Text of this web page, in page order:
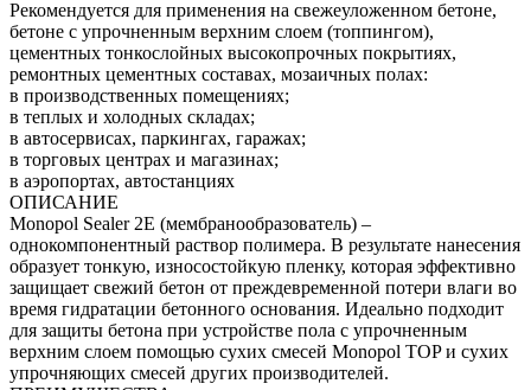
Рекомендуется для применения на свежеуложенном бетоне,
бетоне с упрочненным верхним слоем (топпингом),
цементных тонкослойных высокопрочных покрытиях,
ремонтных цементных составах, мозаичных полах:
в производственных помещениях;
в теплых и холодных складах;
в автосервисах, паркингах, гаражах;
в торговых центрах и магазинах;
в аэропортах, автостанциях
ОПИСАНИЕ
Monopol Sealer 2E (мембранообразователь) –
однокомпонентный раствор полимера. В результате нанесения
образует тонкую, износостойкую пленку, которая эффективно
защищает свежий бетон от преждевременной потери влаги во
время гидратации бетонного основания. Идеально подходит
для защиты бетона при устройстве пола с упрочненным
верхним слоем помощью сухих смесей Monopol TOP и сухих
упрочняющих смесей других производителей.